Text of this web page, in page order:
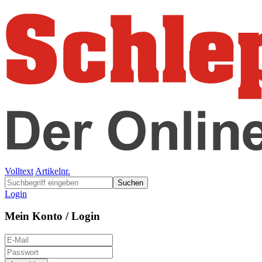
Volltext Artikelnr.
Suchen
Login
Mein Konto / Login